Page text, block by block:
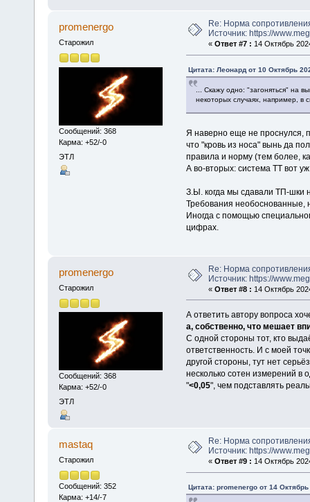
promenergo
Старожил
Сообщений: 368
Карма: +52/-0
ЭТЛ
Re: Норма
Источник: https://
« Ответ #7 : 14 Октябрь
Цитата: Леонард от 10 Октябрь
... Скажу одно: "загоняться" на
некоторых случаях, например, в
Я наверно еще не проснулся,
что "кровь из носа" вынь да
правила и норму (тем более,
А во-вторых: система ТТ вот
З.Ы. когда мы сдавали ТП-шки
Требования необоснованные,
Иногда с помощью
цифрах.
promenergo
Старожил
Сообщений: 368
Карма: +52/-0
ЭТЛ
Re: Норма
Источник: https://
« Ответ #8 : 14 Октябрь
А ответить автору вопроса
а, собственно, что мешает
С одной стороны тот, кто
ответственность. И с моей
другой стороны, тут нет
несколько сотен измерений в
"<0,05", чем подставлять
mastaq
Старожил
Сообщений: 352
Карма: +14/-7
Re: Норма
Источник: https://
« Ответ #9 : 14 Октябрь
Цитата: promenergo от 14